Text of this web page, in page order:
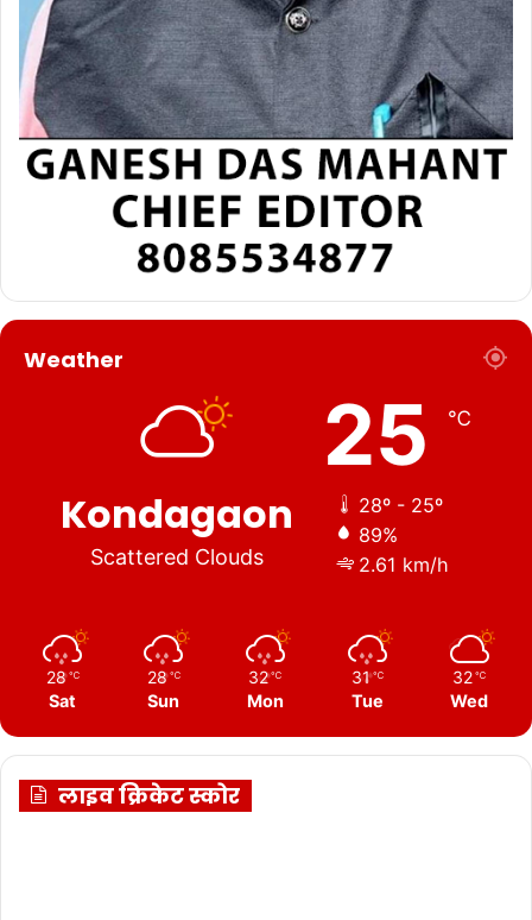
Weather
Kondagaon
Scattered Clouds
25 ℃
28º - 25º
89%
2.61 km/h
28 ℃
Sat
28 ℃
Sun
32 ℃
Mon
31 ℃
Tue
32 ℃
Wed
लाइव क्रिकेट स्कोर